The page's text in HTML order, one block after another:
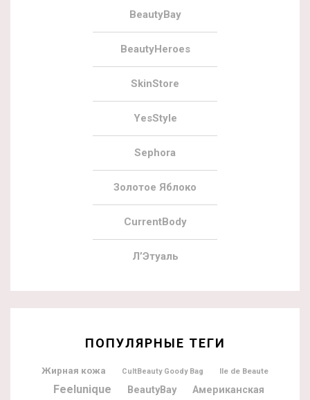
BeautyBay
BeautyHeroes
SkinStore
YesStyle
Sephora
Золотое Яблоко
CurrentBody
Л’Этуаль
ПОПУЛЯРНЫЕ ТЕГИ
Жирная кожа CultBeauty Goody Bag Ile de Beaute
Feelunique BeautyBay
Американская